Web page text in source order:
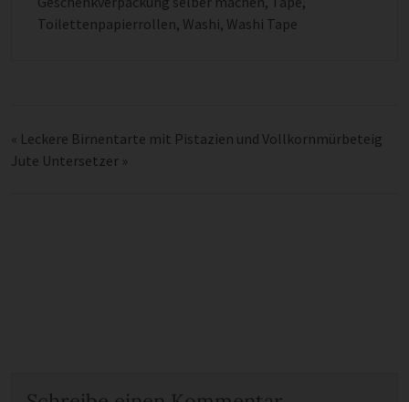
Toilettenpapierrollen, Washi, Washi Tape
« Leckere Birnentarte mit Pistazien und Vollkornmürbeteig
Jute Untersetzer »